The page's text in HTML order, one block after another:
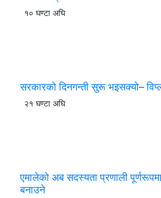
१० घण्टा अघि
सरकारको दिनगन्ती सुरू भइसक्यो–
२१ घण्टा अघि
एमालेको अब सदस्यता प्रणाली
बनाउने